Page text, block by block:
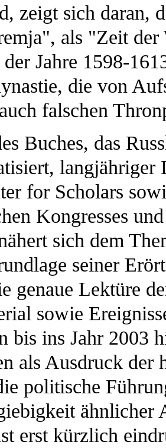
zeigt sich daran,
als "Zeit
Jahre 1598-
die von
falschen
Buches, das
for Scholars
Kongresses
sich dem
seiner
genaue Lektüre
sowie
bis ins Jahr 2003
als Ausdruck der
politische
ähnlicher
erst kürzlich